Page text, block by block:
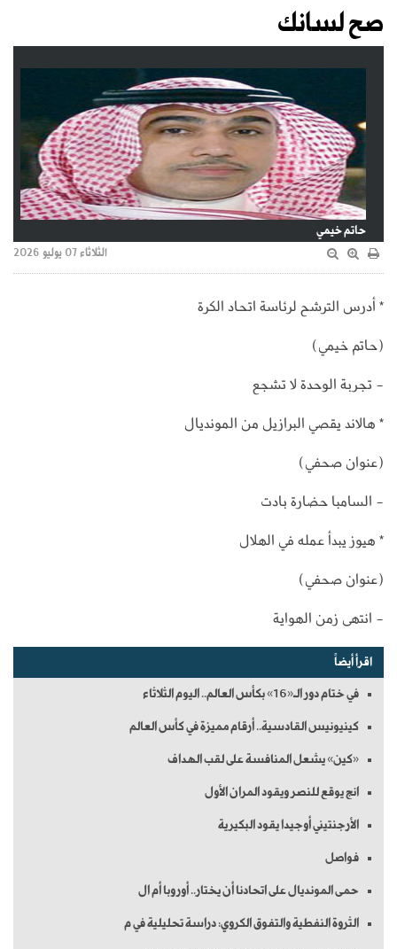
صح لسانك
حاتم خيمي
الثلاثاء 07 يوليو 2026
* أدرس الترشح لرئاسة اتحاد الكرة
(حاتم خيمي)
- تجربة الوحدة لا تشجع
* هالاند يقصي البرازيل من المونديال
(عنوان صحفي)
- السامبا حضارة بادت
* هيوز يبدأ عمله في الهلال
(عنوان صحفي)
- انتهى زمن الهواية
اقرأ أيضاً
في ختام دور الـ«16» بكأس العالم.. اليوم الثلاثاء
كينيونيس القادسية.. أرقام مميزة في كأس العالم
«كين» يشعل المنافسة على لقب الهداف
انج يوقع للنصر ويقود المران الأول
الأرجنتيني أوجيدا يقود البكيرية
فواصل
حمى المونديال على اتحادنا أن يختار.. أوروبا أم ال
الثروة النفطية والتفوق الكروي: دراسة تحليلية في م